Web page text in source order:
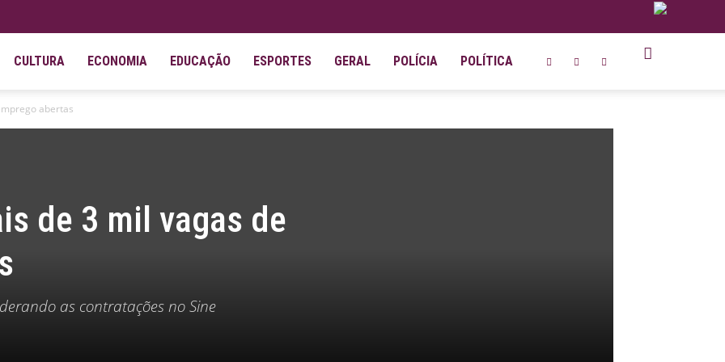
CULTURA ECONOMIA EDUCAÇÃO ESPORTES GERAL POLÍCIA POLÍTICA
abertas
de 3 mil vagas de
as contratações no Sine